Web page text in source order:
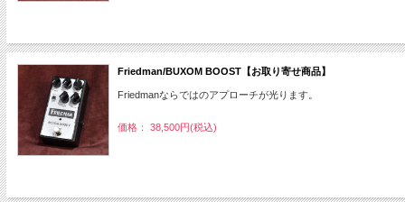
Friedman/BUXOM BOOST【お取り寄せ商品】
Friedmanならではのアプローチが光ります。
価格： 38,500円(税込)